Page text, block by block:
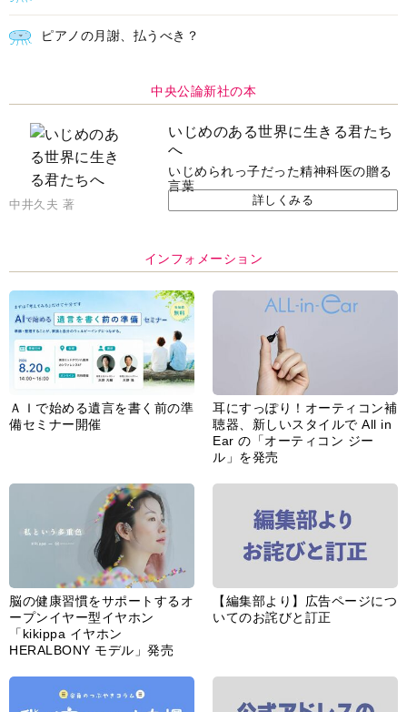
ピアノの月謝、払うべき？
中央公論新社の本
いじめのある世界に生きる君たち
へ
いじめられっ子だった精神科医の贈る
言葉
中井久夫 著 詳しくみる
インフォメーション
ＡＩで始める遺言を書く前の準
備セミナー開催
耳にすっぽり！オーティコン補
聴器、新しいスタイルで All in
Ear の「オーティコン ジー
ル」を発売
脳の健康習慣をサポートするオ
ープンイヤー型イヤホン
「kikippa イヤホン
HERALBONY モデル」発売
【編集部より】広告ページにつ
いてのお詫びと訂正